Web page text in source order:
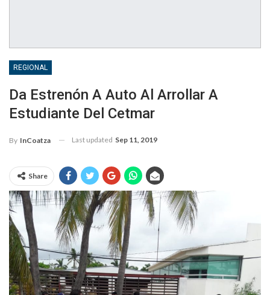
REGIONAL
Da Estrenón A Auto Al Arrollar A
Estudiante Del Cetmar
By InCoatza Last updated Sep 11, 2019
Share